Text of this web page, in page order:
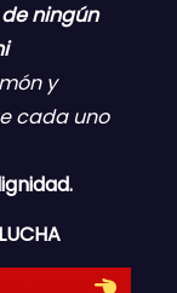
ningún
y
cada uno